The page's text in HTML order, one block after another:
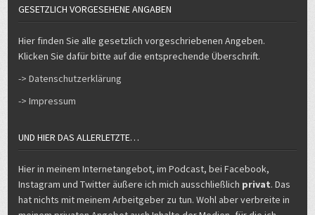
GESETZLICH VORGESEHENE ANGABEN
Hier finden Sie alle gesetzlich vorgeschriebenen Angeben.
Klicken Sie dafür bitte auf die entsprechende Überschrift.
-> Datenschutzerklärung
-> Impressum
UND HIER DAS ALLERLETZTE…
Hier in meinem Internetangebot, im Podcast, bei Facebook,
Instagram und Twitter äußere ich mich ausschließlich privat. Das
hat nichts mit meinem Arbeitgeber zu tun. Wohl aber verbreite in